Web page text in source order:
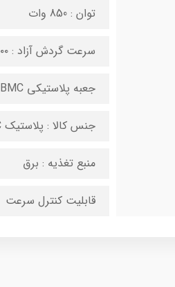
توان : 850 وات
سرعت گردش آزاد : ۲۸۰۰۰ دور در دقیقه
جعبه پلاستیکی BMC
جنس کالا : پلاستیک PVC
منبع تغذیه : برق
قابلیت کنترل سرعت